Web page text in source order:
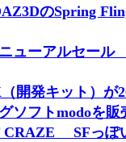
のSpring
ューアルセー
開発キット）が
ソフトmodoを販
SFっぽ